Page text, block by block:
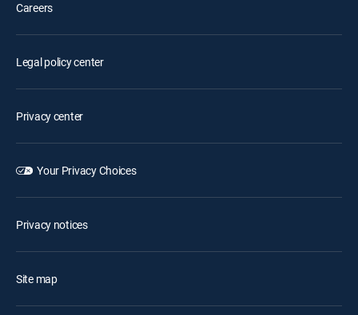
Careers
Legal policy center
Privacy center
Your Privacy Choices
Privacy notices
Site map